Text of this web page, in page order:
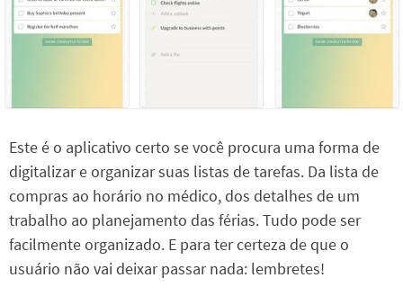
Este é o aplicativo certo se você procura uma forma de
digitalizar e organizar suas listas de tarefas. Da lista de
compras ao horário no médico, dos detalhes de um
trabalho ao planejamento das férias. Tudo pode ser
facilmente organizado. E para ter certeza de que o
usuário não vai deixar passar nada: lembretes!